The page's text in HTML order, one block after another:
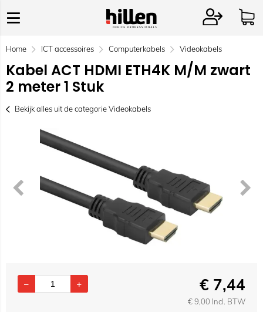
Home ICT accessoires Computerkabels Videokabels
Kabel ACT HDMI ETH4K M/M zwart
2 meter 1 Stuk
Bekijk alles uit de categorie Videokabels
€ 7,44
€9,00 Incl. BTW